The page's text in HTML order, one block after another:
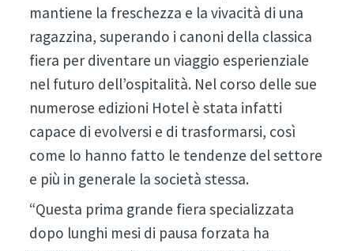
mantiene la freschezza e la vivacità di una
ragazzina, superando i canoni della classica
fiera per diventare un viaggio esperienziale
nel futuro dell’ospitalità. Nel corso delle sue
numerose edizioni Hotel è stata infatti
capace di evolversi e di trasformarsi, così
come lo hanno fatto le tendenze del settore
e più in generale la società stessa.
“Questa prima grande fiera specializzata
dopo lunghi mesi di pausa forzata ha